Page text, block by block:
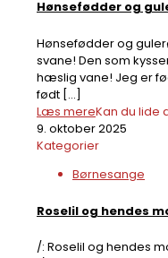
Hønsefødder og
Hønsefødder og
svane! Den som
hæslig vane! Jeg er
født […]
Kan du lide
Læs mere
9. oktober 2025
Kategorier
Børnesange
Roselil og hendes
/: Roselil og hendes